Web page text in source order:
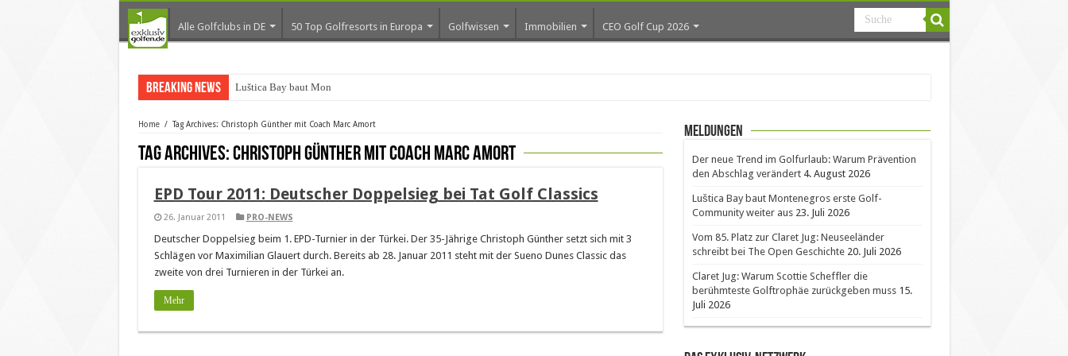
Alle Golfclubs in DE 50 Top Golfresorts in Europa Golfwissen Immobilien CEO Golf Cup 2026
Breaking News Luštica Bay baut Montenegro
Home / Tag Archives: Christoph Günther mit Coach Marc Amort
Tag Archives:Christoph Günther mit Coach Marc Amort
EPD Tour 2011: Deutscher Doppelsieg bei Tat Golf Classics
26. Januar 2011 PRO-NEWS
Deutscher Doppelsieg beim 1. EPD-Turnier in der Türkei. Der 35-Jährige Christoph Günther setzt sich mit 3
Schlägen vor Maximilian Glauert durch. Bereits ab 28. Januar 2011 steht mit der Sueno Dunes Classic das
zweite von drei Turnieren in der Türkei an.
Mehr
Meldungen
Der neue Trend im Golfurlaub: Warum Prävention
den Abschlag verändert 4. August 2026
Luštica Bay baut Montenegros erste Golf-
Community weiter aus 23. Juli 2026
Vom 85. Platz zur Claret Jug: Neuseeländer
schreibt bei The Open Geschichte 20. Juli 2026
Claret Jug: Warum Scottie Scheffler die
berühmteste Golftrophäe zurückgeben muss 15.
Juli 2026